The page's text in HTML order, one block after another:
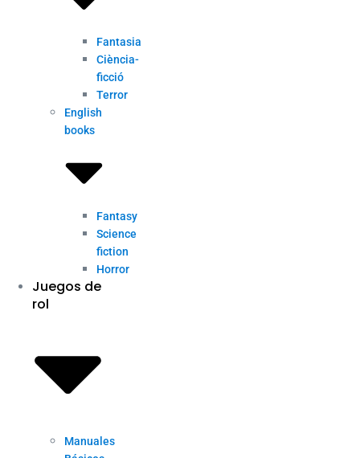
Fantasia
Ciència-
ficció
Terror
English
books
Fantasy
Science
fiction
Horror
Juegos de
rol
Manuales